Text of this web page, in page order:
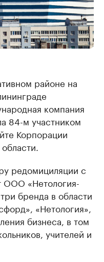
районе на
компания
84-м участником
Корпорации
редомициляции с
ООО «Нетология-
бренда в области
«Нетология»,
бизнеса, в том
учителей и